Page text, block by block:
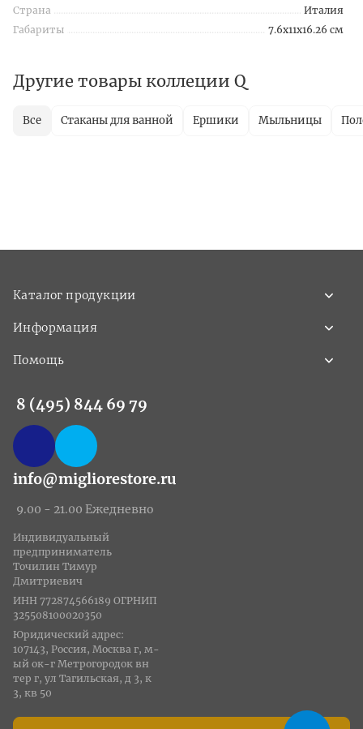
Страна
Италия
Габариты
7.6x11x16.26 см
Другие товары коллеции Q
Все Стаканы для ванной Ершики Мыльницы
Каталог продукции
Информация
Помощь
8 (495) 844 69 79
info@migliorestore.ru
9.00 - 21.00 Ежедневно
Индивидуальный
предприниматель
Точилин Тимур
Дмитриевич
ИНН 772874566189 ОГРНИП
325508100020350
Юридический адрес:
107143, Россия, Москва г, м-
ый ок-г Метрогородок вн
тер г, ул Тагильская, д 3, к
3, кв 50